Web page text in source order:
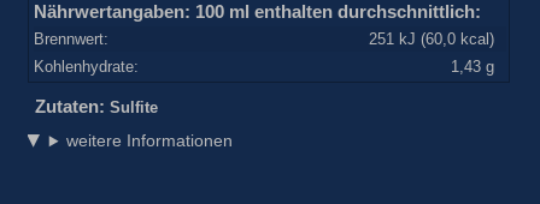
Nährwertangaben: 100 ml enthalten durchschnittlich:
Brennwert:
251 kJ (60,0 kcal)
Kohlenhydrate:
1,43 g
Zutaten: Sulfite
weitere Informationen